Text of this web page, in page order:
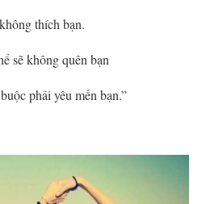
thích bạn.
sẽ không quên bạn
phải yêu mến bạn.”